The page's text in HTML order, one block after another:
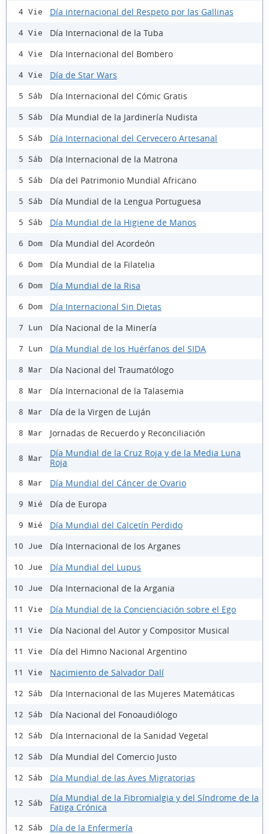
4 Vie Día internacional del Respeto por las Gallinas
4 Vie Día Internacional de la Tuba
4 Vie Día Internacional del Bombero
4 Vie Día de Star Wars
5 Sáb Día Internacional del Cómic Gratis
5 Sáb Día Mundial de la Jardinería Nudista
5 Sáb Día Internacional del Cervecero Artesanal
5 Sáb Día Internacional de la Matrona
5 Sáb Día del Patrimonio Mundial Africano
5 Sáb Día Mundial de la Lengua Portuguesa
5 Sáb Día Mundial de la Higiene de Manos
6 Dom Día Mundial del Acordeón
6 Dom Día Mundial de la Filatelia
6 Dom Día Mundial de la Risa
6 Dom Día Internacional Sin Dietas
7 Lun Día Nacional de la Minería
7 Lun Día Mundial de los Huérfanos del SIDA
8 Mar Día Nacional del Traumatólogo
8 Mar Día Internacional de la Talasemia
8 Mar Día de la Virgen de Luján
8 Mar Jornadas de Recuerdo y Reconciliación
8 Mar
Día Mundial de la Cruz Roja y de la Media Luna
Roja
8 Mar Día Mundial del Cáncer de Ovario
9 Mié Día de Europa
9 Mié Día Mundial del Calcetín Perdido
10 Jue Día Internacional de los Arganes
10 Jue Día Mundial del Lupus
10 Jue Día Internacional de la Argania
11 Vie Día Mundial de la Concienciación sobre el Ego
11 Vie Día Nacional del Autor y Compositor Musical
11 Vie Día del Himno Nacional Argentino
11 Vie Nacimiento de Salvador Dalí
12 Sáb Día Internacional de las Mujeres Matemáticas
12 Sáb Día Nacional del Fonoaudiólogo
12 Sáb Día Internacional de la Sanidad Vegetal
12 Sáb Día Mundial del Comercio Justo
12 Sáb Día Mundial de las Aves Migratorias
12 Sáb
Día Mundial de la Fibromialgia y del Síndrome de la
Fatiga Crónica
12 Sáb Día de la Enfermería